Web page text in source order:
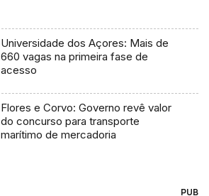
Universidade dos Açores: Mais de
660 vagas na primeira fase de
acesso
Flores e Corvo: Governo revê valor
do concurso para transporte
marítimo de mercadoria
PUB